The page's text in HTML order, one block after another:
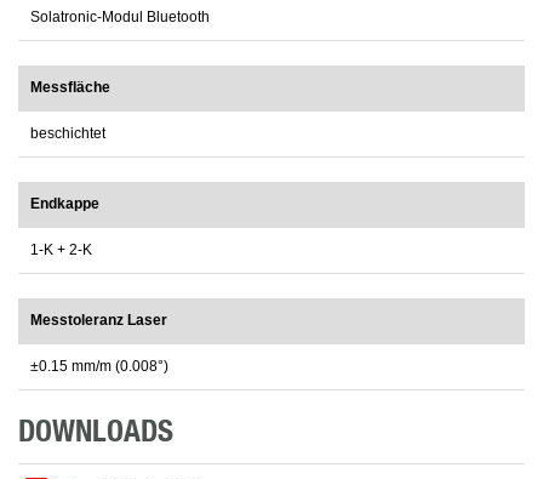
Solatronic-Modul Bluetooth
Messfläche
beschichtet
Endkappe
1-K + 2-K
Messtoleranz Laser
±0.15 mm/m (0.008°)
DOWNLOADS